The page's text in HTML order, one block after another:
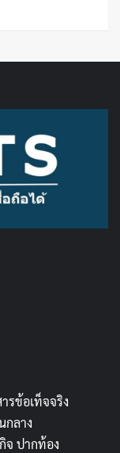
รข้อเท็จจริง
กลาง
จ ปากท้อง